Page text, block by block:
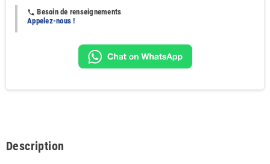
phone Besoin de renseignements
Appelez-nous !
Description